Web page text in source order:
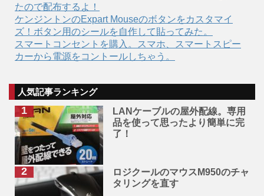
たので配布するよ！
ケンジントンのExpart Mouseのボタンをカスタマイ
ズ！ボタン用のシールを自作して貼ってみた。
スマートコンセントを購入。スマホ、スマートスピー
カーから電源をコントールしちゃう。
人気記事ランキング
LANケーブルの屋外配線。専用
品を使って思ったより簡単に完
了！
ロジクールのマウスM950のチャ
タリングを直す